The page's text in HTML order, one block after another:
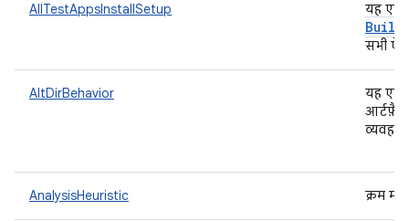
AllTestAppsInstallSetup यह एक
Build
सभी
AltDirBehavior
यह एक
AnalysisHeuristic क्रम